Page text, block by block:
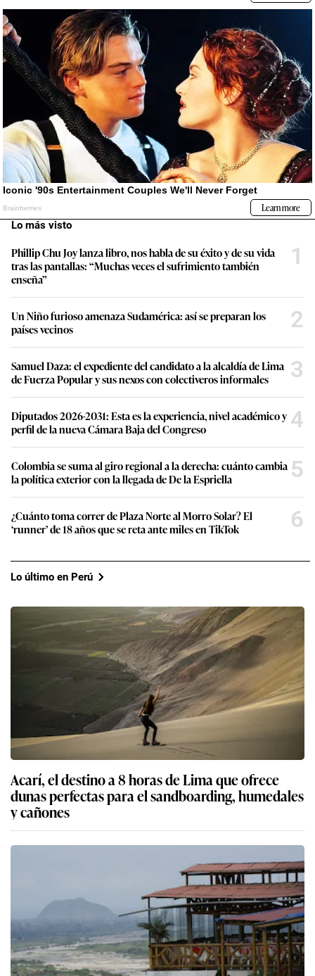
Lo más visto
Phillip Chu Joy lanza libro, nos habla de su éxito y de su vida
tras las pantallas: “Muchas veces el sufrimiento también
enseña”
1
Un Niño furioso amenaza Sudamérica: así se preparan los
países vecinos
2
Samuel Daza: el expediente del candidato a la alcaldía de Lima
de Fuerza Popular y sus nexos con colectiveros informales
3
Diputados 2026-2031: Esta es la experiencia, nivel académico y
perfil de la nueva Cámara Baja del Congreso
4
Colombia se suma al giro regional a la derecha: cuánto cambia
la política exterior con la llegada de De la Espriella
5
¿Cuánto toma correr de Plaza Norte al Morro Solar? El
‘runner’ de 18 años que se reta ante miles en TikTok
6
Lo último en Perú
Acarí, el destino a 8 horas de Lima que ofrece
dunas perfectas para el sandboarding, humedales
y cañones